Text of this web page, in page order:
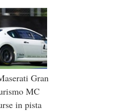
Gran
MC
in pista